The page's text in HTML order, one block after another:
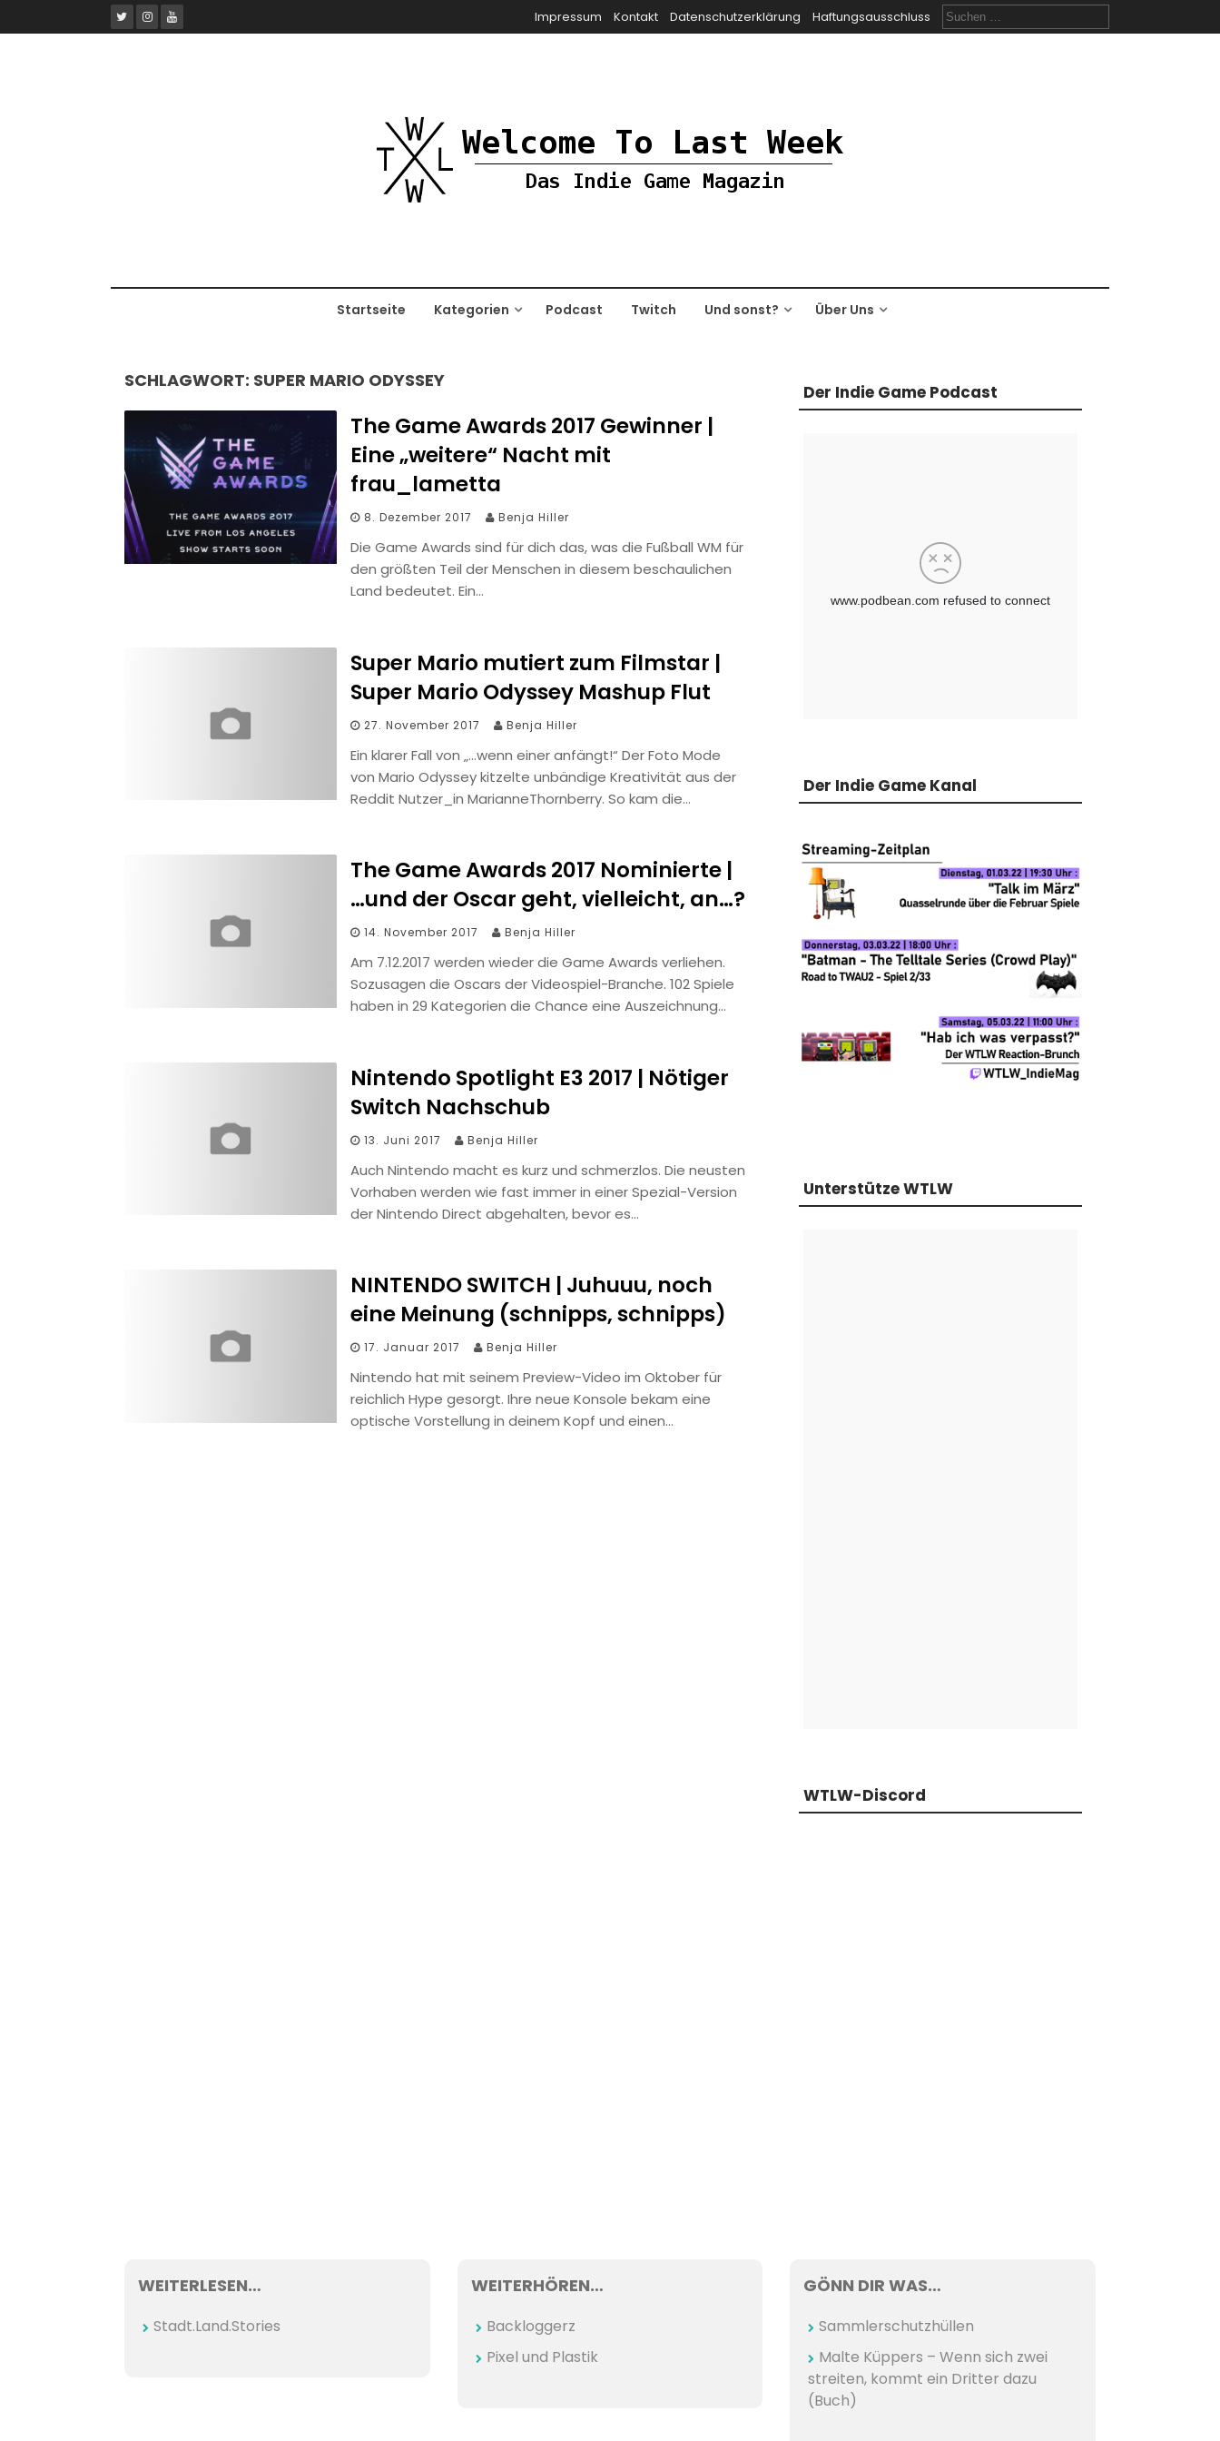
to
Impressum Kontakt Datenschutzerklärung Haftungsausschluss
Suchen
nach:
Startseite Kategorien Podcast Twitch Und sonst? Über Uns
SCHLAGWORT: SUPER MARIO ODYSSEY
The Game Awards 2017 Gewinner |
Eine „weitere“ Nacht mit
frau_lametta
8. Dezember 2017 Benja Hiller
Die Game Awards sind für dich das, was die Fußball WM für
den größten Teil der Menschen in diesem beschaulichen
Land bedeutet. Ein…
Super Mario mutiert zum Filmstar |
Super Mario Odyssey Mashup Flut
27. November 2017 Benja Hiller
Ein klarer Fall von „…wenn einer anfängt!“ Der Foto Mode
von Mario Odyssey kitzelte unbändige Kreativität aus der
Reddit Nutzer_in MarianneThornberry. So kam die…
The Game Awards 2017 Nominierte |
…und der Oscar geht, vielleicht, an…?
14. November 2017 Benja Hiller
Am 7.12.2017 werden wieder die Game Awards verliehen.
Sozusagen die Oscars der Videospiel-Branche. 102 Spiele
haben in 29 Kategorien die Chance eine Auszeichnung…
Nintendo Spotlight E3 2017 | Nötiger
Switch Nachschub
13. Juni 2017 Benja Hiller
Auch Nintendo macht es kurz und schmerzlos. Die neusten
Vorhaben werden wie fast immer in einer Spezial-Version
der Nintendo Direct abgehalten, bevor es…
NINTENDO SWITCH | Juhuuu, noch
eine Meinung (schnipps, schnipps)
17. Januar 2017 Benja Hiller
Nintendo hat mit seinem Preview-Video im Oktober für
reichlich Hype gesorgt. Ihre neue Konsole bekam eine
optische Vorstellung in deinem Kopf und einen…
Der Indie Game Podcast
Der Indie Game Kanal
Unterstütze WTLW
WTLW-Discord
WEITERLESEN…
Stadt.Land.Stories
WEITERHÖREN…
Backloggerz
Pixel und Plastik
GÖNN DIR WAS…
Sammlerschutzhüllen
Malte Küppers – Wenn sich zwei
streiten, kommt ein Dritter dazu
(Buch)